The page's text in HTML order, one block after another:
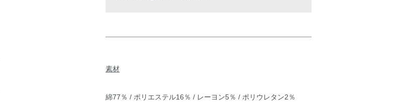
素材
綿77％ / ポリエステル16％ / レーヨン5％ / ポリウレタン2％